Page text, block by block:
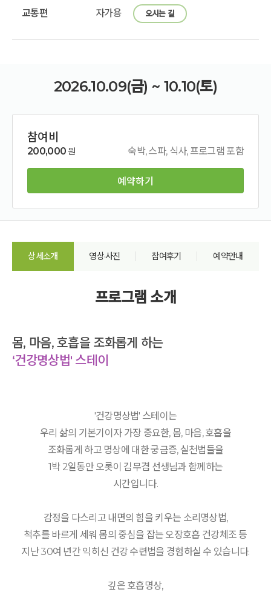
교통편 자가용 오시는 길
2026.10.09(금) ~ 10.10(토)
참여비
200,000 원 숙박, 스파, 식사, 프로그램 포함
예약하기
상세소개 영상·사진 참여후기 예약안내
프로그램 소개
몸, 마음, 호흡을 조화롭게 하는
‘건강명상법' 스테이
'건강명상법' 스테이는
우리 삶의 기본기이자 가장 중요한, 몸, 마음, 호흡을
조화롭게 하고 명상에 대한 궁금증, 실천법들을
1박 2일동안 오롯이 김무겸 선생님과 함께하는
시간입니다.
감정을 다스리고 내면의 힘을 키우는 소리명상법,
척추를 바르게 세워 몸의 중심을 잡는 오장호흡 건강체조 등
지난 30여 년간 익히신 건강 수련법을 경험하실 수 있습니다.
깊은 호흡명상,